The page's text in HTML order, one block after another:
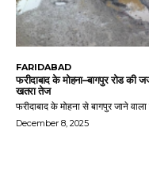
FARIDABAD
फरीदाबाद के मोहना–बागपुर रोड की
खतरा तेज
फरीदाबाद के मोहना से बागपुर जाने
December 8, 2025